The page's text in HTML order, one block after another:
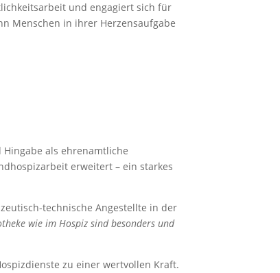
und engagiert sich für
Menschen in ihrer Herzensaufgabe
als ehrenamtliche
erweitert – ein starkes
technische Angestellte in der
wie im Hospiz sind besonders und
zu einer wertvollen Kraft.